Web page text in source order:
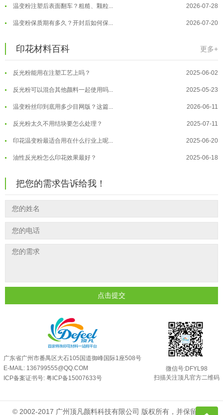
温变粉注塑后表面翻车？粗糙、颗粒... 2026-07-28
温变粉保质期有多久？开封后如何保... 2026-07-20
温变粉"罢工"指南：为... 2026-07-10
温变粉到底怕不怕酸碱和酒精？ 2026-07-09
温变粉"烤"问：长期加... 2026-07-07
温变粉耐温真相：注塑"高温炼... 2026-07-03
夜间安全卫士：丝印反光粉搭配全攻... 2026-01-20
印花材料百科 更多+
超细反光粉怎么印牢度才会更好？
反光粉是永久有效的吗？能用多久？
超细反光粉需要搭配什么胶浆使用？ 2025-06-03
反光粉能用在注塑工艺上吗？ 2025-06-02
反光粉可以混合其他颜料一起使用吗... 2025-05-23
温变粉丝印到底用多少目网版？这篇... 2026-06-11
反光粉太久不用结块要怎么处理？ 2025-07-11
印花温变粉最适合用在什么行业上呢... 2025-06-20
油性反光粉怎么印花效果最好？ 2025-06-18
反光粉是永久有效的吗？能用多久？
外墙涂料中怎么添加反光粉使用？
超细反光粉需要搭配什么胶浆使用？ 2025-06-03
反光粉能用在注塑工艺上吗？ 2025-06-02
反光粉可以混合其他颜料一起使用吗...
把您的需求告诉给我！
点击提交
广东省广州市番禺区大石105国道御峰国际1座508号
E-MAIL: 136799555@QQ.COM
ICP备案证书号: 粤ICP备15007633号
微信号:DFYL98
扫描关注顶凡官方二维码
© 2002-2017 广州顶凡颜料科技有限公司 版权所有，并保留所有